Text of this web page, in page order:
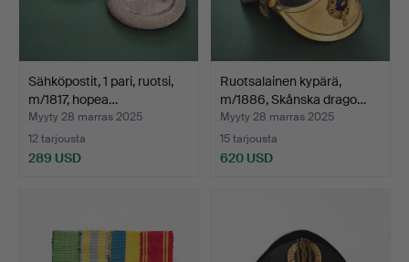
Sähköpostit, 1 pari, ruotsi,
m/1817, hopea…
Myyty 28 marras 2025
12 tarjousta
289 USD
Ruotsalainen kypärä,
m/1886, Skånska drago…
Myyty 28 marras 2025
15 tarjousta
620 USD